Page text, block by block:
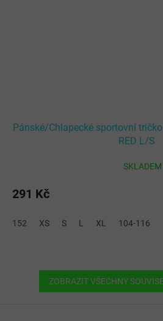
Pánské/Chlapecké sportovní tričko
RED L/S
291 Kč
152 XS S L XL 104-116
ZOBRAZIT VŠECHNY